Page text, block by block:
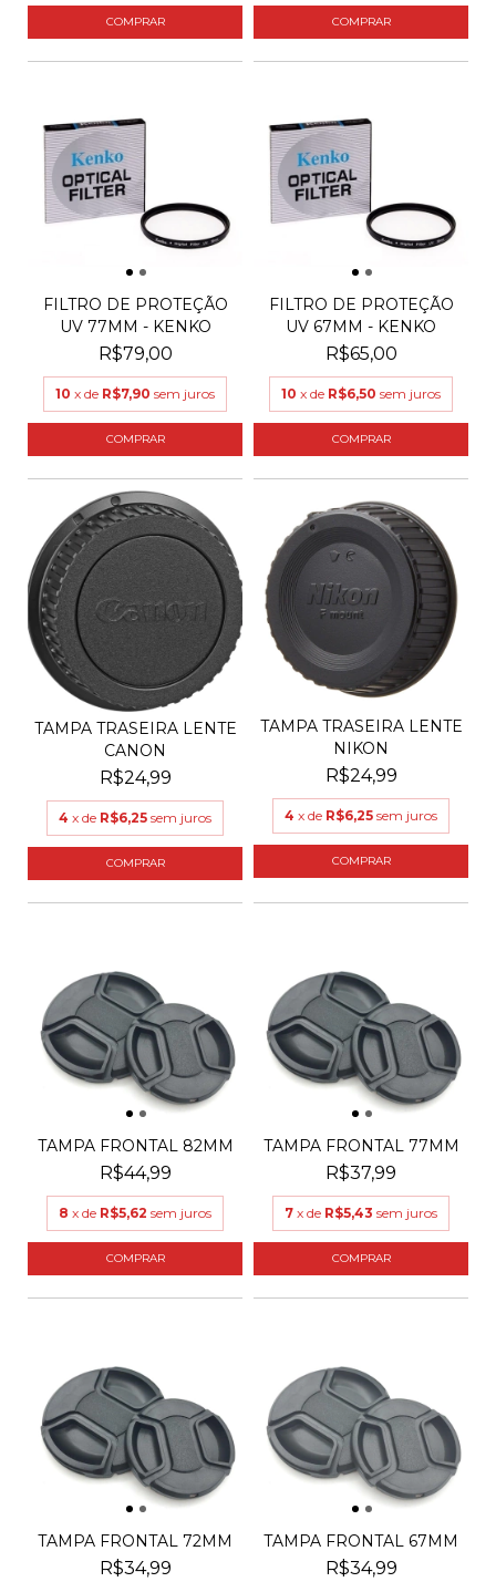
FILTRO DE PROTEÇÃO
UV 77MM - KENKO
R$79,00
10 x de R$7,90 sem juros
FILTRO DE PROTEÇÃO
UV 67MM - KENKO
R$65,00
10 x de R$6,50 sem juros
TAMPA TRASEIRA LENTE
CANON
R$24,99
4 x de R$6,25 sem juros
TAMPA TRASEIRA LENTE
NIKON
R$24,99
4 x de R$6,25 sem juros
TAMPA FRONTAL 82MM
R$44,99
8 x de R$5,62 sem juros
TAMPA FRONTAL 77MM
R$37,99
7 x de R$5,43 sem juros
TAMPA FRONTAL 72MM
R$34,99
TAMPA FRONTAL 67MM
R$34,99